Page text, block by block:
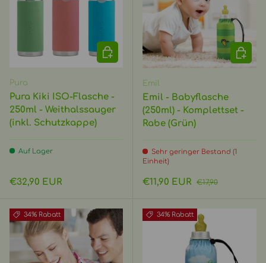
Pura
Pura Kiki ISO-Flasche -
250ml - Weithalssauger
(inkl. Schutzkappe)
Auf Lager
Normaler Preis
€32,90 EUR
OPTIONEN AUSWÄHLEN
Emil
Emil - Babyflasche
(250ml) - Komplettset -
Rabe (Grün)
Sehr geringer Bestand (1
Einheit)
Verkaufspreis
€11,90 EUR Normaler Preis
€17,90
IN DEN
34% Rabatt 34% Rabatt